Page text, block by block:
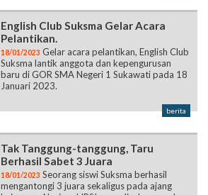
English Club Suksma Gelar Acara
Pelantikan.
18/01/2023 Gelar acara pelantikan, English Club
Suksma lantik anggota dan kepengurusan
baru di GOR SMA Negeri 1 Sukawati pada 18
Januari 2023.
berita
Tak Tanggung-tanggung, Taru
Berhasil Sabet 3 Juara
18/01/2023 Seorang siswi Suksma berhasil
mengantongi 3 juara sekaligus pada ajang